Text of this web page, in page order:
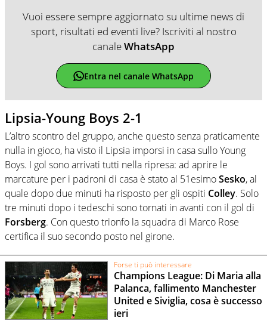
Vuoi essere sempre aggiornato su ultime news di
sport, risultati ed eventi live? Iscriviti al nostro
canaleWhatsApp
Entra nel canale WhatsApp
Lipsia-Young Boys 2-1
L’altro scontro del gruppo, anche questo senza praticamente
nulla in gioco, ha visto il Lipsia imporsi in casa sullo Young
Boys. I gol sono arrivati tutti nella ripresa: ad aprire le
marcature per i padroni di casa è stato al 51esimoSesko, al
quale dopo due minuti ha risposto per gli ospiti Colley. Solo
tre minuti dopo i tedeschi sono tornati in avanti con il gol di
Forsberg. Con questo trionfo la squadra di Marco Rose
certifica il suo secondo posto nel girone.
Forse ti può interessare
Champions League: Di Maria alla
Palanca, fallimento Manchester
United e Siviglia, cosa è successo
ieri